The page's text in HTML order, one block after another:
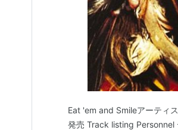
Eat 'em and Smileアーティ
発売 Track listing Personnel